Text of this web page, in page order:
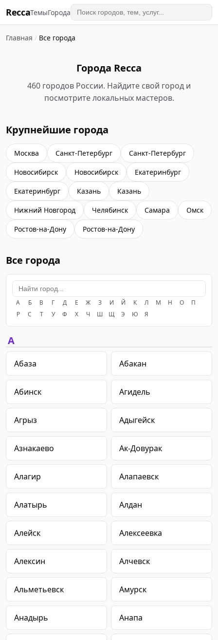
ReccaТемыГорода
Главная / Все города
Города Recca
460 городов России. Найдите свой город и
посмотрите локальных мастеров.
Крупнейшие города
Москва Санкт-Петербург Санкт-Петербург
Новосибирск Новосибирск Екатеринбург
Екатеринбург Казань Казань
Нижний Новгород Челябинск Самара Омск
Ростов-на-Дону Ростов-на-Дону
Все города
А Б В Г Д Е Ж З И Й К Л М Н О
П
Р
С Т У Ф Х Ч Ш Щ Э Ю Я
А
Абаза Абакан
Абинск Агидель
Агрыз Адыгейск
Азнакаево Ак-Довурак
Алагир Алапаевск
Алатырь Алдан
Алейск Алексеевка
Алексин Алчевск
Альметьевск Амурск
Анадырь Анапа